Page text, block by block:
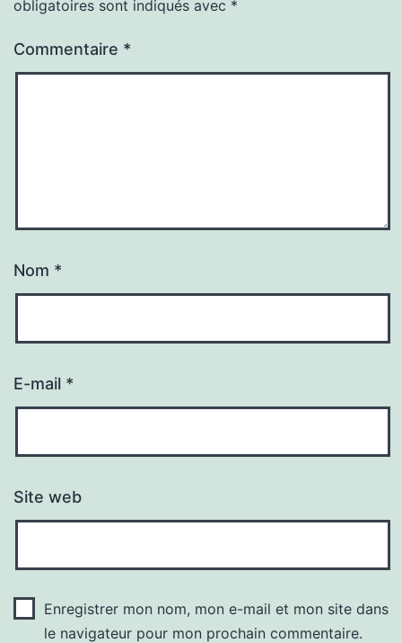
obligatoires sont indiqués avec *
Commentaire *
Nom *
E-mail *
Site web
Enregistrer mon nom, mon e-mail et mon site dans
le navigateur pour mon prochain commentaire.